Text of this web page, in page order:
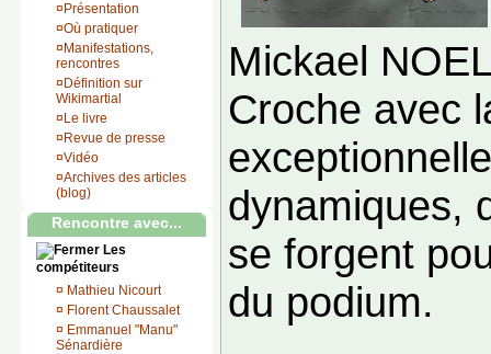
¤ Présentation
¤Où pratiquer
¤ Manifestations,
rencontres
¤ Définition sur
Wikimartial
¤ Le livre
¤ Revue de presse
¤Vidéo
¤Archives des articles
(blog)
Rencontre avec...
Les
compétiteurs
¤ Mathieu Nicourt
¤ Florent Chaussalet
¤ Emmanuel "Manu"
Sénardière
Mickael
Croche avec
dynamiques,
se forgent
du podium.